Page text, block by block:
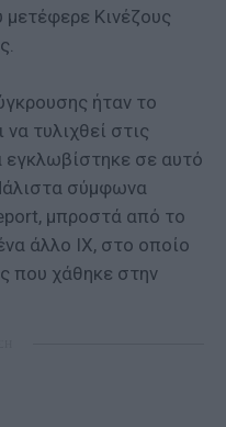
Κινέζους
ήταν το
τυλιχθεί στις
εγκλωβίστηκε σε αυτό
σύμφωνα
μπροστά από το
άλλο ΙΧ, στο οποίο
που χάθηκε στην